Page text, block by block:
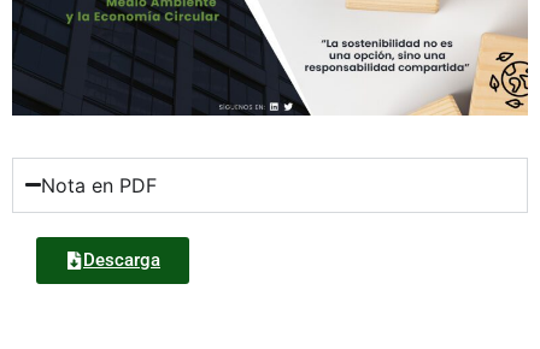
Nota en PDF
Descarga